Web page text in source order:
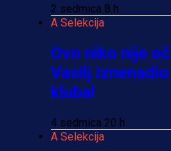
2 sedmica 8 h
A Selekcija
Ovo niko nije
Vasilj
kluba!
4 sedmica 20 h
A Selekcija